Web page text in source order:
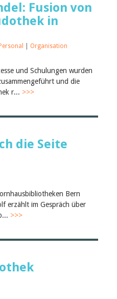
Fusion von
in
Personal Organisation
und Schulungen wurden
und die
r... >>>
die Seite
Bern
erzählt im Gespräch über
>>>